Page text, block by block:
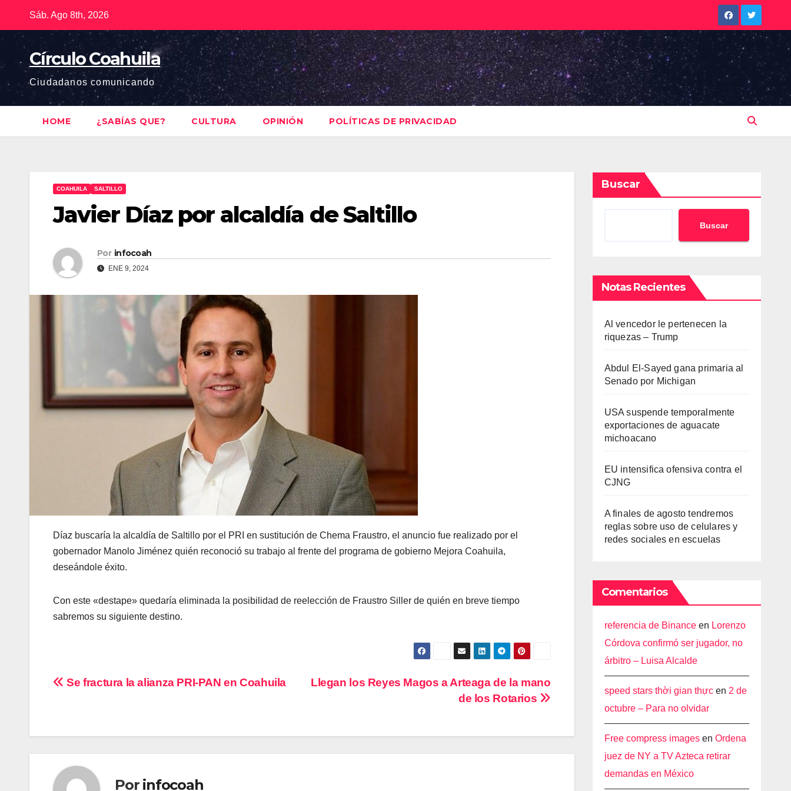
Sáb. Ago 8th, 2026
Círculo Coahuila
Ciudadanos comunicando
HOME ¿SABÍAS QUE? CULTURA OPINIÓN POLÍTICAS DE PRIVACIDAD
COAHUILA SALTILLO
Javier Díaz por alcaldía de Saltillo
Por infocoah
ENE 9, 2024
Díaz buscaría la alcaldía de Saltillo por el PRI en sustitución de Chema Fraustro, el anuncio fue realizado por el
gobernador Manolo Jiménez quién reconoció su trabajo al frente del programa de gobierno Mejora Coahuila,
deseándole éxito.
Con este «destape» quedaría eliminada la posibilidad de reelección de Fraustro Siller de quién en breve tiempo
sabremos su siguiente destino.
Navegación
entradas
Llegan los Reyes Magos a Arteaga de la mano
de los Rotarios
Se fractura la alianza PRI-PAN en Coahuila
Por infocoah
Buscar
Buscar
Notas Recientes
Al vencedor le pertenecen la
riquezas – Trump
Abdul El-Sayed gana primaria al
Senado por Michigan
USA suspende temporalmente
exportaciones de aguacate
michoacano
EU intensifica ofensiva contra el
CJNG
A finales de agosto tendremos
reglas sobre uso de celulares y
redes sociales en escuelas
Comentarios
referencia de Binanceen Lorenzo
Córdova confirmó ser jugador, no
árbitro – Luisa Alcalde
speed stars thời gian thựcen 2 de
octubre – Para no olvidar
Free compress imagesen Ordena
juez de NY a TV Azteca retirar
demandas en México